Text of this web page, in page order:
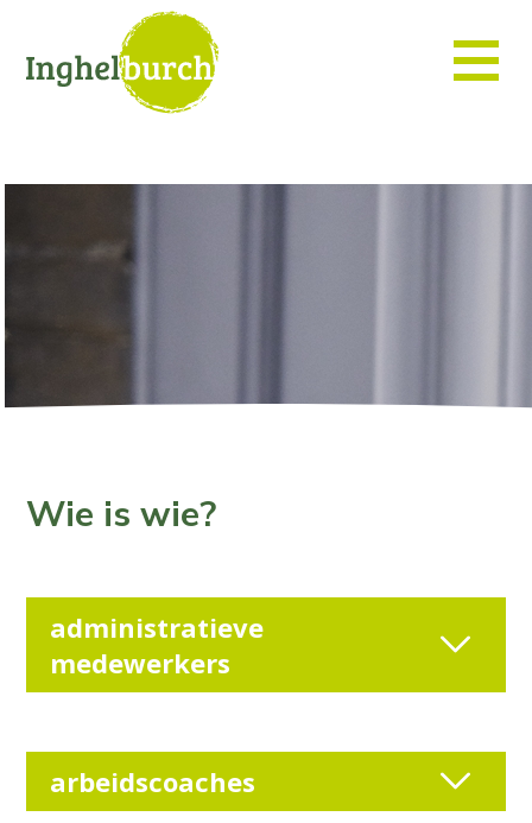
Wie is wie?
administratieve
medewerkers
arbeidscoaches